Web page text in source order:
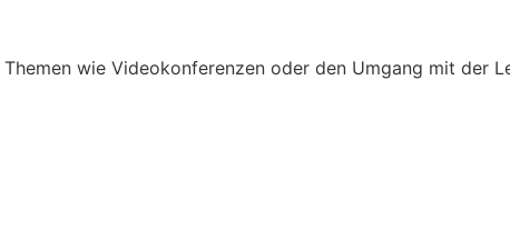
wie Videokonferenzen oder den Umgang mit der